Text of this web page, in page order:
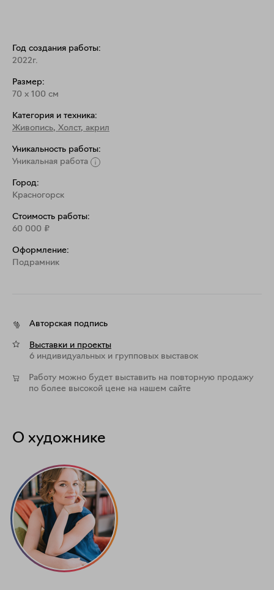
Год создания работы:
2022г.
Размер:
70 x 100 см
Категория и техника:
Живопись, Холст, акрил
Уникальность работы:
Уникальная работа
Город:
Красногорск
Стоимость работы:
60 000 ₽
Оформление:
Подрамник
Авторская подпись
Выставки и проекты
6 индивидуальных и групповых выставок
Работу можно будет выставить на повторную продажу
по более высокой цене на нашем сайте
О художнике